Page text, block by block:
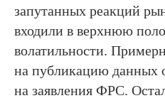
запутанных реакций
входили в верхнюю
волатильности.
на публикацию данных
на заявления ФРС.